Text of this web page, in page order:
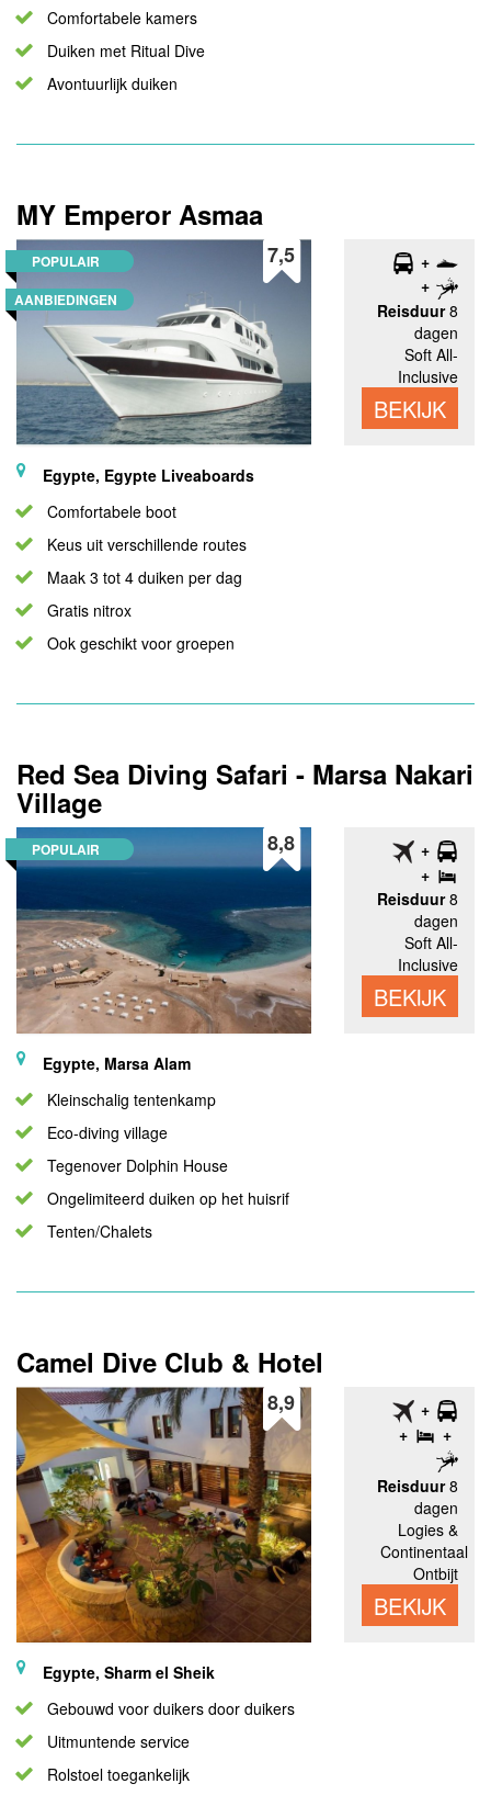
Comfortabele kamers
Duiken met Ritual Dive
Avontuurlijk duiken
MY Emperor Asmaa
POPULAIR
AANBIEDINGEN
7,5
Reisduur8
dagen
Soft All-
Inclusive
BEKIJK
Egypte, Egypte Liveaboards
Comfortabele boot
Keus uit verschillende routes
Maak 3 tot 4 duiken per dag
Gratis nitrox
Ook geschikt voor groepen
Red Sea Diving Safari - Marsa Nakari
Village
POPULAIR 8,8
Reisduur8
dagen
Soft All-
Inclusive
BEKIJK
Egypte, Marsa Alam
Kleinschalig tentenkamp
Eco-diving village
Tegenover Dolphin House
Ongelimiteerd duiken op het huisrif
Tenten/Chalets
Camel Dive Club & Hotel
8,9
Reisduur8
dagen
Logies &
Continentaal
Ontbijt
BEKIJK
Egypte, Sharm el Sheik
Gebouwd voor duikers door duikers
Uitmuntende service
Rolstoel toegankelijk